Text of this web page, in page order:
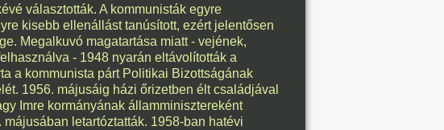
1912. 08. 07.
114éve
választották. A kommunisták egyre
kisebb ellenállást tanúsított, ezért jelentősen
Megalkuvó magatartása miatt - vejének,
- 1948 nyarán eltávolították a
a kommunista párt Politikai Bizottságának
1956. májusáig házi őrizetben élt családjával
Imre kormányának államminisztereként
letartóztatták. 1958-ban hatévi